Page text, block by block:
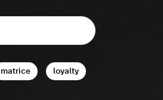
matrice loyalty